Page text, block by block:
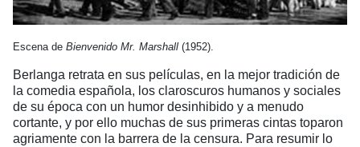
Escena de Bienvenido Mr. Marshall (1952).
Berlanga retrata en sus películas, en la mejor tradición de
la comedia española, los claroscuros humanos y sociales
de su época con un humor desinhibido y a menudo
cortante, y por ello muchas de sus primeras cintas toparon
agriamente con la barrera de la censura. Para resumir lo